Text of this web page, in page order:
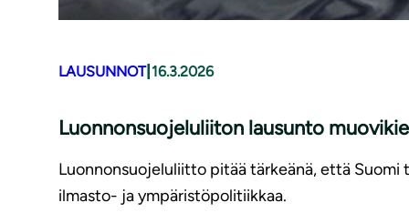
LAUSUNNOT| 16.3.2026
Luonnonsuojeluliiton lausunto
Luonnonsuojeluliitto pitää tärkeänä, että Suomi
ilmasto- ja ympäristöpolitiikkaa.